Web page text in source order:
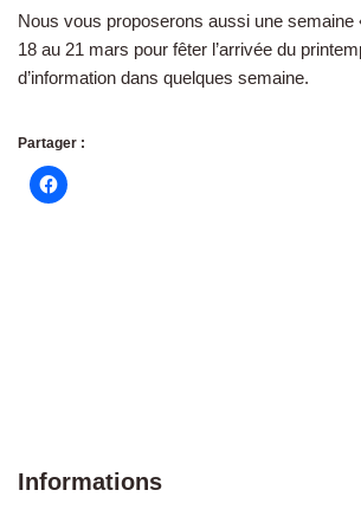
Nous vous proposerons aussi une semaine
18 au 21 mars pour fêter l’arrivée du
d’information dans quelques semaine.
Partager :
Informations